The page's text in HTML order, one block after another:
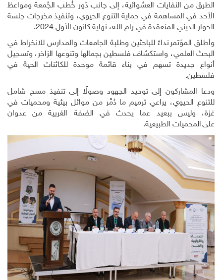
الطرق من النفايات العشوائية، إلى جانب دَور خُطب الجُمعة ومواعظ
الأحد في المساهمة في حماية التنوع الحيوي، وتنفيذ مخرجات جلسة
الحوار الديني المنعقدة في رام الله، نهاية كانون الأول 2024.
وأطلق المؤتمر نداءً للباحثين وطلبة الجامعات والمدارس للانخراط في
البحث العلمي، واستكشاف فلسطين بجمالها وتنوعها الزاخر، وتسجيل
أنواع جديدة تسهم في بناء قائمة موحدة للكائنات الحية في
فلسطين.
ودعا المشاركون إلى توحيد الجهود وصولًا إلى تنفيذ مسح شامل
للتنوع الحيوي، يراعي ترميم ما دُمَّر من موائل بيئية ومحميات في
غزة، وليس ببعيد عما يحدث في الضفة الغربية من عدوان
على المحميات الطبيعية.